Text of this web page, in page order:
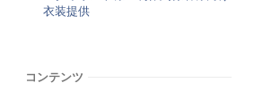
衣装提供
コンテンツ